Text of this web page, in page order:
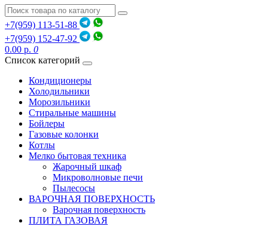
+7(959) 113-51-88
+7(959) 152-47-92
0.00 р. 0
Список категорий
Кондиционеры
Холодильники
Морозильники
Стиральные машины
Бойлеры
Газовые колонки
Котлы
Мелко бытовая техника
Жарочный шкаф
Микроволновые печи
Пылесосы
ВАРОЧНАЯ ПОВЕРХНОСТЬ
Варочная поверхность
ПЛИТА ГАЗОВАЯ